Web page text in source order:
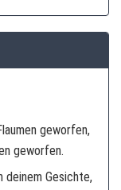
geworfen,
geworfen.
deinem Gesichte,